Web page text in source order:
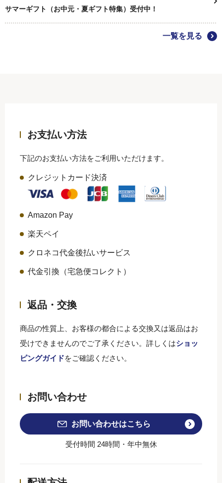
定期購入
5,001円〜
トップ
商品一覧
のし・梱包
プライバシーポリシー
サマーギフト（お中元・夏ギフト特集）受付中！
一覧を見る
お支払い方法
下記のお支払い方法をご利用いただけます。
クレジットカード決済
Amazon Pay
楽天ペイ
クロネコ代金後払いサービス
代金引換（宅急便コレクト）
返品・交換
商品の性質上、お客様の都合による交換又は返品はお
受けできませんのでご了承ください。詳しくはショッ
ピングガイドをご確認ください。
お問い合わせ
お問い合わせはこちら
受付時間 24時間・年中無休